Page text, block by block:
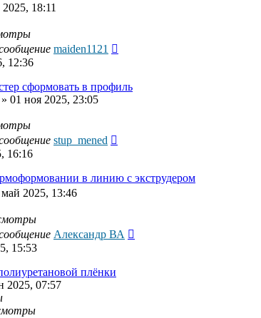
2025, 18:11
maiden1121
12:36
сформовать в профиль
» 01 ноя 2025, 23:05
stup_mened
16:16
в линию с экструдером
2025, 13:46
Александр ВА
15:53
плёнки
2025, 07:57